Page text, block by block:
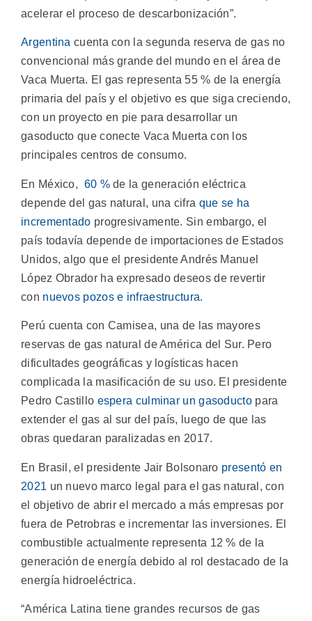
acelerar el proceso de descarbonización”.
Argentina cuenta con la segunda reserva de gas no
convencional más grande del mundo en el área de
Vaca Muerta. El gas representa 55 % de la energía
primaria del país y el objetivo es que siga creciendo,
con un proyecto en pie para desarrollar un
gasoducto que conecte Vaca Muerta con los
principales centros de consumo.
En México, 60 %de la generación eléctrica
depende del gas natural, una cifra que se ha
incrementado progresivamente. Sin embargo, el
país todavía depende de importaciones de Estados
Unidos, algo que el presidente Andrés Manuel
López Obrador ha expresado deseos de revertir
con nuevos pozos e infraestructura.
Perú cuenta con Camisea, una de las mayores
reservas de gas natural de América del Sur. Pero
dificultades geográficas y logísticas hacen
complicada la masificación de su uso. El presidente
Pedro Castillo espera culminar un gasoductopara
extender el gas al sur del país, luego de que las
obras quedaran paralizadas en 2017.
En Brasil, el presidente Jair Bolsonaro presentó en
2021 un nuevo marco legal para el gas natural, con
el objetivo de abrir el mercado a más empresas por
fuera de Petrobras e incrementar las inversiones. El
combustible actualmente representa 12 % de la
generación de energía debido al rol destacado de la
energía hidroeléctrica.
“América Latina tiene grandes recursos de gas